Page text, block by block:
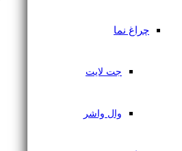
چراغ نما
جت لایت
وال واشر